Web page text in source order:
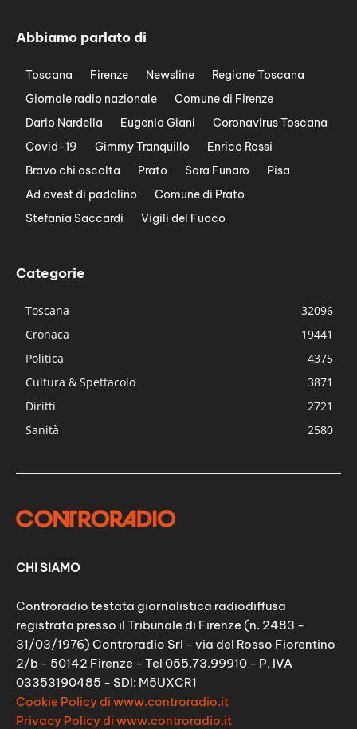
Abbiamo parlato di
Toscana Firenze Newsline
Regione Toscana
Giornale radio nazionale
Comune di Firenze
Dario Nardella
Eugenio Giani
Coronavirus Toscana
Covid-19
Gimmy Tranquillo
Enrico Rossi
Bravo chi ascolta
Prato Sara Funaro
Pisa
Ad ovest di padalino
Comune di Prato
Stefania Saccardi
Vigili del Fuoco
Categorie
Toscana
32096
Cronaca
19441
Politica
4375
Cultura & Spettacolo
3871
Diritti
2721
Sanità
2580
CHI SIAMO
Controradio testata giornalistica radiodiffusa
registrata presso il Tribunale di Firenze (n. 2483 -
31/03/1976) Controradio Srl - via del Rosso Fiorentino
2/b - 50142 Firenze - Tel 055.73.99910 - P. IVA
03353190485 - SDI: M5UXCR1
Cookie Policy di www.controradio.it
Privacy Policy di www.controradio.it